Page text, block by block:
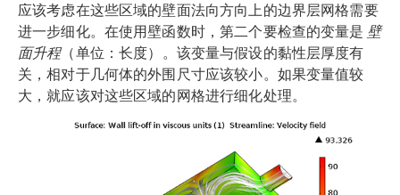
应该考虑在这些区域的壁面法向方向上的边界层网格需要
进一步细化。在使用壁函数时，第二个要检查的变量是 壁
面升程（单位：长度）。该变量与假设的黏性层厚度有
关，相对于几何体的外围尺寸应该较小。如果变量值较
大，就应该对这些区域的网格进行细化处理。